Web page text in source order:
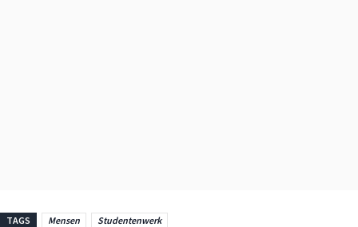
TAGS Mensen Studentenwerk